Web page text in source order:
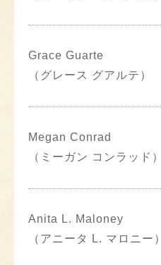
Grace Guarte
（グレース グアルテ）
Megan Conrad
（ミーガン コンラッド）
Anita L. Maloney
（アニータ L. マロニー）